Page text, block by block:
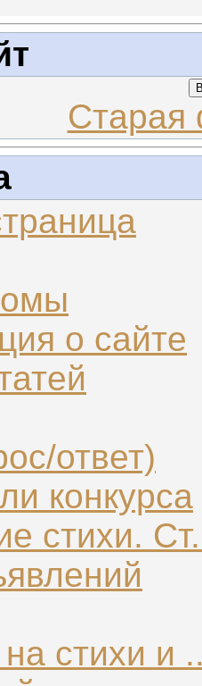
Старая
о сайте
ответ)
конкурса
стихи.
стихи и